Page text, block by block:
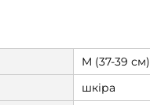
M (37-39 см)
шкіра